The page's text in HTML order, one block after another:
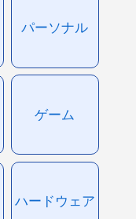
パーソナル
ゲーム
ハードウェア